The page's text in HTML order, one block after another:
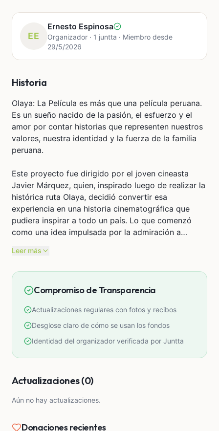
EE
Ernesto Espinosa
Organizador · 1 juntta · Miembro desde
29/5/2026
Historia
Olaya: La Película es más que una película peruana.
Es un sueño nacido de la pasión, el esfuerzo y el
amor por contar historias que representen nuestros
valores, nuestra identidad y la fuerza de la familia
peruana.
Este proyecto fue dirigido por el joven cineasta
Javier Márquez, quien, inspirado luego de realizar la
histórica ruta Olaya, decidió convertir esa
experiencia en una historia cinematográfica que
pudiera inspirar a todo un país. Lo que comenzó
como una idea impulsada por la admiración a
convertido en una producción que ya logró superar
Con muchísimo sacrificio, esfuerzo independiente y
desde el inicio, logramos filmar la película. Sin
embargo, como sucede en muchas producciones
independientes peruanas, durante el proceso
estaban contemplados inicialmente. A pesar de
para poder terminar la película de la manera que
esta historia merece.
Leer más
Compromiso de Transparencia
Actualizaciones regulares con fotos y recibos
Desglose claro de cómo se usan los fondos
Identidad del organizador verificada por Juntta
Actualizaciones (0)
Aún no hay actualizaciones.
Donaciones recientes